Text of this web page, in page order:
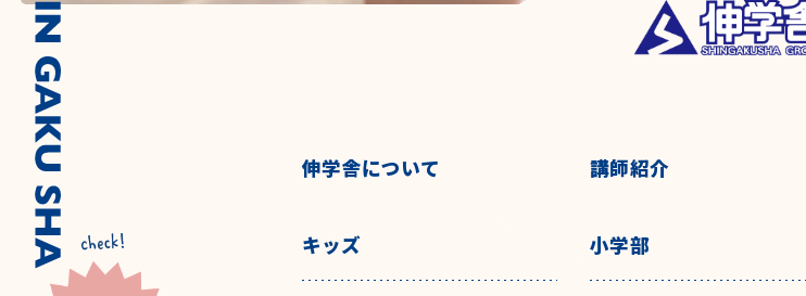
伸学舎について 講師紹介
キッズ 小学部